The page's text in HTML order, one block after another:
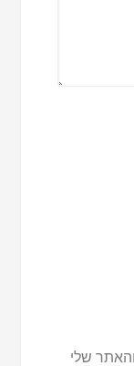
שלי